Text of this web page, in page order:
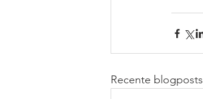
Recente blogposts